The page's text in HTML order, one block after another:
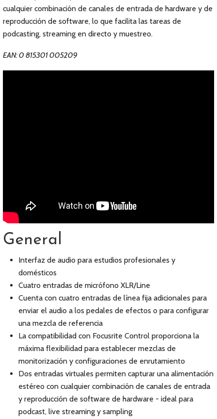
cualquier combinación de canales de entrada de hardware y de
reproducción de software, lo que facilita las tareas de
podcasting, streaming en directo y muestreo.
EAN: 0 815301 005209
General
Interfaz de audio para estudios profesionales y
domésticos
Cuatro entradas de micrófono XLR/Line
Cuenta con cuatro entradas de línea fija adicionales para
enviar el audio a los pedales de efectos o para configurar
una mezcla de referencia
La compatibilidad con Focusrite Control proporciona la
máxima flexibilidad para establecer mezclas de
monitorización y configuraciones de enrutamiento
Dos entradas virtuales permiten capturar una alimentación
estéreo con cualquier combinación de canales de entrada
y reproducción de software de hardware - ideal para
podcast, live streaming y sampling